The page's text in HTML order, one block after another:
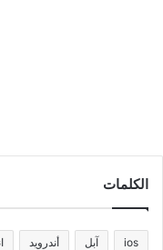
الكلمات
ios آبل أندرويد